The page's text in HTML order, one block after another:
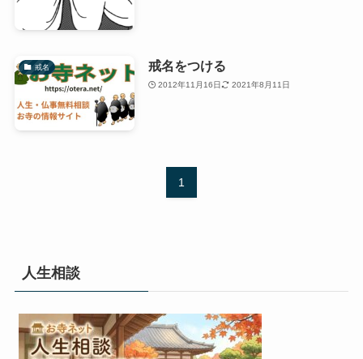
戒名 戒名をつける
2012年11月16日 2021年8月11日
1
人生相談